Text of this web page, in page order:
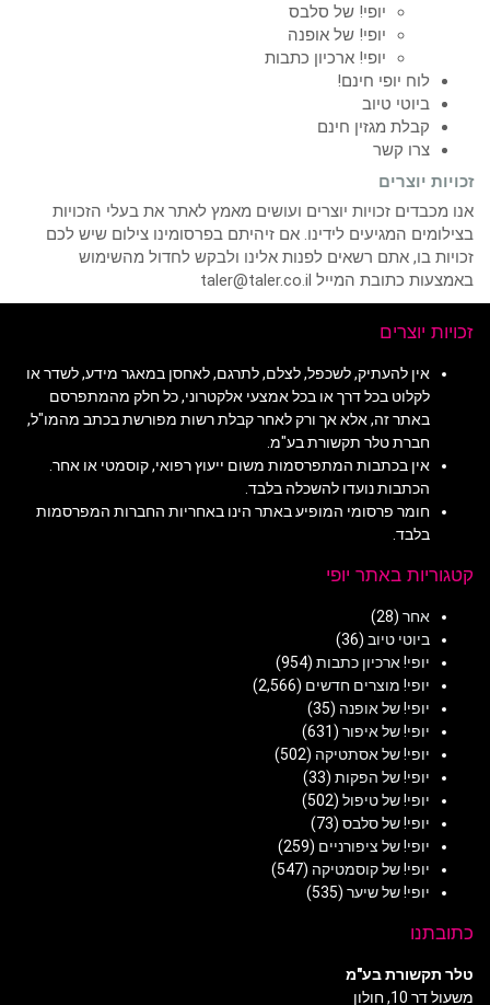
יופי! של סלבס
יופי! של אופנה
יופי! ארכיון כתבות
לוח יופי חינם!
ביוטי טיוב
קבלת מגזין חינם
צרו קשר
זכויות יוצרים
אנו מכבדים זכויות יוצרים ועושים מאמץ לאתר את בעלי הזכויות
בצילומים המגיעים לידינו. אם זיהיתם בפרסומינו צילום שיש לכם
זכויות בו, אתם רשאים לפנות אלינו ולבקש לחדול מהשימוש
באמצעות כתובת המייל taler@taler.co.il
זכויות יוצרים
אין להעתיק, לשכפל, לצלם, לתרגם, לאחסן במאגר מידע, לשדר או
לקלוט בכל דרך או בכל אמצעי אלקטרוני, כל חלק מהמתפרסם
באתר זה, אלא אך ורק לאחר קבלת רשות מפורשת בכתב מהמו"ל,
חברת טלר תקשורת בע"מ.
אין בכתבות המתפרסמות משום ייעוץ רפואי, קוסמטי או אחר.
הכתבות נועדו להשכלה בלבד.
חומר פרסומי המופיע באתר הינו באחריות החברות המפרסמות
בלבד.
קטגוריות באתר יופי
אחר (28)
ביוטי טיוב (36)
יופי! ארכיון כתבות (954)
יופי! מוצרים חדשים (2,566)
יופי! של אופנה (35)
יופי! של איפור (631)
יופי! של אסתטיקה (502)
יופי! של הפקות (33)
יופי! של טיפול (502)
יופי! של סלבס (73)
יופי! של ציפורניים (259)
יופי! של קוסמטיקה (547)
יופי! של שיער (535)
כתובתנו
טלר תקשורת בע"מ
משעול דר 10, חולון